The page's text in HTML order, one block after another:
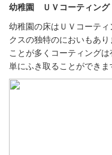
幼稚園 ＵＶコーティング
幼稚園の床はＵＶコーテ
クスの独特のにおいもあ
ことが多くコーティング
単にふき取ることができま